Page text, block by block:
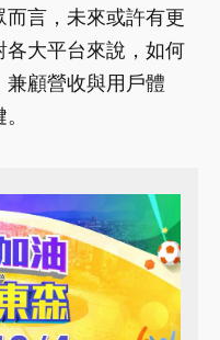
言，未來或許有更
各大平台來說，如何
顧營收與用戶體